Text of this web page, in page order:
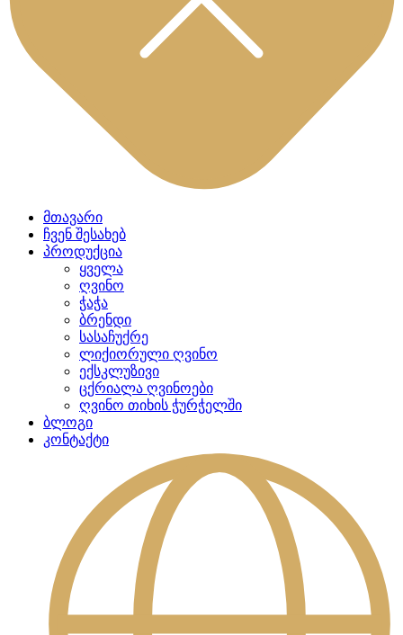
მთავარი
ჩვენ შესახებ
პროდუქცია
ყველა
ღვინო
ჭაჭა
ბრენდი
სასაჩუქრე
ლიქიორული ღვინო
ექსკლუზივი
ცქრიალა ღვინოები
ღვინო თიხის ჭურჭელში
ბლოგი
კონტაქტი